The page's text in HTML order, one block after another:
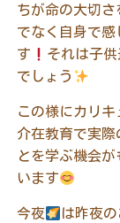
ちが命の大切
でなく自身で
す
それは子
でしょう
この様にカリ
介在教育で実
とを学ぶ機会
います
今夜
は昨夜